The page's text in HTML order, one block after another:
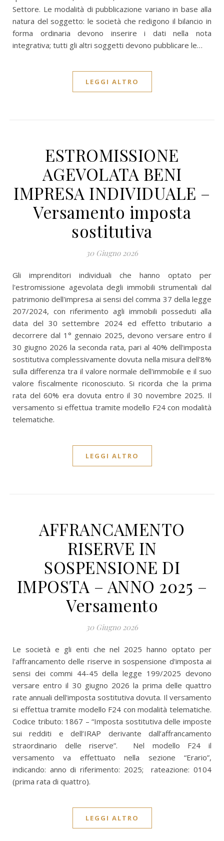
Settore. Le modalità di pubblicazione variano in base alla
natura del soggetto: le società che redigono il bilancio in
forma ordinaria devono inserire i dati nella nota
integrativa; tutti gli altri soggetti devono pubblicare le…
LEGGI ALTRO
ESTROMISSIONE
AGEVOLATA BENI
IMPRESA INDIVIDUALE –
Versamento imposta
sostitutiva
30 Giugno 2026
Gli imprenditori individuali che hanno optato per
l'estromissione agevolata degli immobili strumentali dal
patrimonio dell'impresa ai sensi del comma 37 della legge
207/2024, con riferimento agli immobili posseduti alla
data del 30 settembre 2024 ed effetto tributario a
decorrere dal 1° gennaio 2025, devono versare entro il
30 giugno 2026 la seconda rata, pari al 40% dell'imposta
sostitutiva complessivamente dovuta nella misura dell'8%
sulla differenza tra il valore normale dell'immobile e il suo
valore fiscalmente riconosciuto. Si ricorda che la prima
rata del 60% era dovuta entro il 30 novembre 2025. Il
versamento si effettua tramite modello F24 con modalità
telematiche.
LEGGI ALTRO
AFFRANCAMENTO
RISERVE IN
SOSPENSIONE DI
IMPOSTA – ANNO 2025 –
Versamento
30 Giugno 2026
Le società e gli enti che nel 2025 hanno optato per
l'affrancamento delle riserve in sospensione d'imposta ai
sensi dei commi 44-45 della legge 199/2025 devono
versare entro il 30 giugno 2026 la prima delle quattro
rate annuali dell'imposta sostitutiva dovuta. Il versamento
si effettua tramite modello F24 con modalità telematiche.
Codice tributo: 1867 – “Imposta sostitutiva delle imposte
sui redditi e dell’IRAP derivante dall’affrancamento
straordinario delle riserve”. Nel modello F24 il
versamento va effettuato nella sezione “Erario”,
indicando: anno di riferimento: 2025; rateazione: 0104
(prima rata di quattro).
LEGGI ALTRO